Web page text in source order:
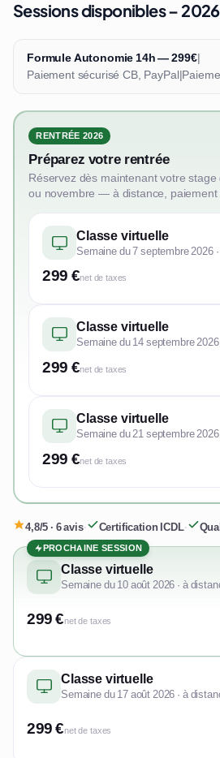
Sessions disponibles – 2026
Formule Autonomie 14h — 299€|
Paiement sécurisé CB, PayPal|
RENTRÉE 2026
Préparez votre rentrée
Réservez dès maintenant votre
ou novembre — à distance, paiement
Classe virtuelle
Semaine du 7 septembre 2026
299 €net de taxes
Classe virtuelle
Semaine du 14 septembre
299 €net de taxes
Classe virtuelle
Semaine du 21 septembre
299 €net de taxes
4,8/5 · 6 avis· Certification ICDL·
PROCHAINE SESSION
Classe virtuelle
Semaine du 10 août 2026 · à
299 €net de taxes
Classe virtuelle
Semaine du 17 août 2026 · à
299 €net de taxes